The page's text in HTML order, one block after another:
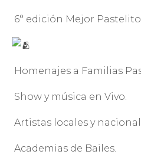
6° edición Mejor
Homenajes a Familias
Show y música en Vivo.
Artistas locales y
Academias de Bailes.